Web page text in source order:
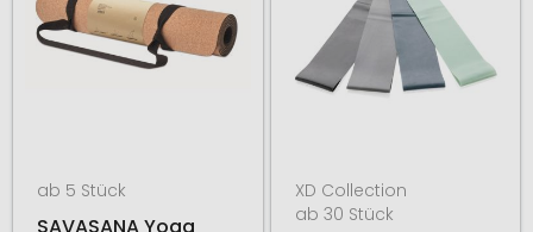
ab 5 Stück
SAVASANA Yoga
XD Collection
ab 30 Stück